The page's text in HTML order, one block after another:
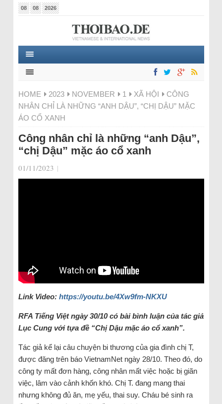
08 08 2026
HOME 2023 NOVEMBER 1 XÃ HỘI
CÔNG
NHÂN CHỈ LÀ NHỮNG “ANH DẬU”, “CHỊ DẬU” MẶC
ÁO CỔ XANH
Công nhân chỉ là những “anh Dậu”,
“chị Dậu” mặc áo cổ xanh
01/11/2023 |
Link Video: https://youtu.be/4Xw9fm-NKXU
RFA Tiếng Việt ngày 30/10 có bài bình luận của tác giả
Lục Cung với tựa đề “Chị Dậu mặc áo cổ xanh”.
Tác giả kể lại câu chuyện bi thương của gia đình chị T,
được đăng trên báo VietnamNet ngày 28/10. Theo đó, do
công ty mất đơn hàng, công nhân mất việc hoặc bị giãn
việc, lâm vào cảnh khốn khó. Chị T. đang mang thai
nhưng không đủ ăn, mẹ yếu, thai suy. Cháu bé sinh ra